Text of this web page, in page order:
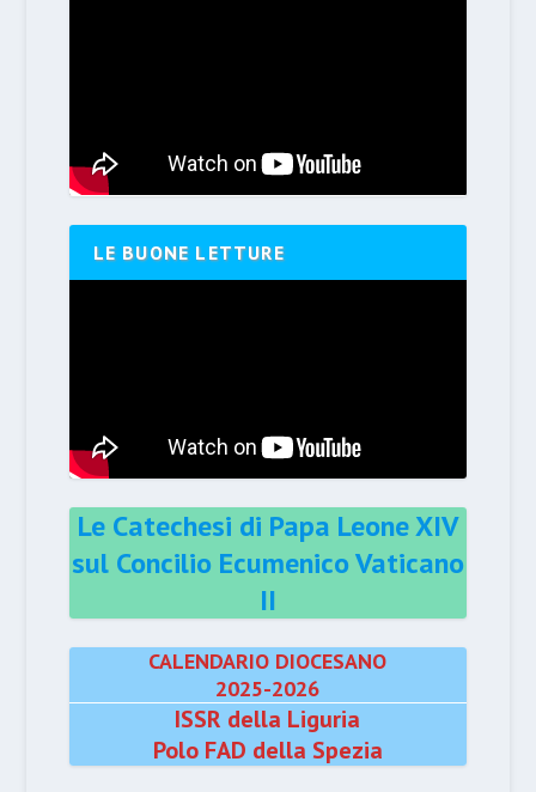
LE BUONE LETTURE
Le Catechesi di Papa Leone XIV
sul Concilio Ecumenico Vaticano
II
CALENDARIO DIOCESANO
2025-2026
ISSR della Liguria
Polo FAD della Spezia